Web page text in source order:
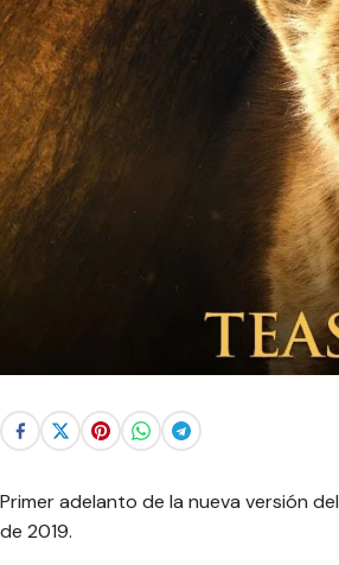
Primer adelanto de la nueva versión
de 2019.